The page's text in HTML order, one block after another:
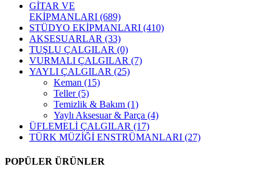
GİTAR VE
EKİPMANLARI (689)
STÜDYO EKİPMANLARI (410)
AKSESUARLAR (33)
TUŞLU ÇALGILAR (0)
VURMALI ÇALGILAR (7)
YAYLI ÇALGILAR (25)
Keman (15)
Teller(5)
Temizlik & Bakım (1)
Yaylı Aksesuar & Parça (4)
ÜFLEMELİ ÇALGILAR (17)
TÜRK MÜZİĞİ ENSTRÜMANLARI (27)
POPÜLER ÜRÜNLER